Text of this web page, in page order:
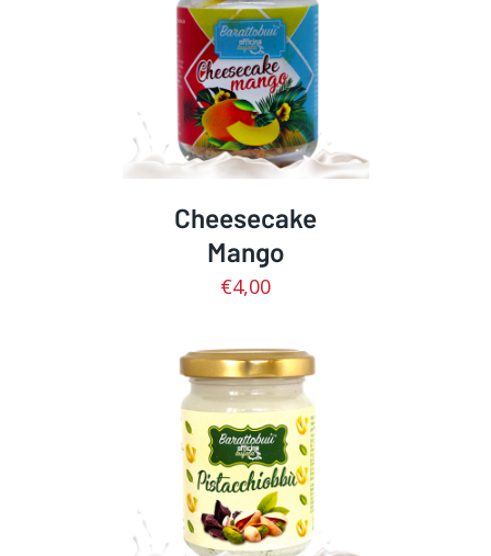
AGGIUNGI AL CARRELLO
/
DETTAGLI
Cheesecake
Mango
€4,00
AGGIUNGI AL CARRELLO
/
DETTAGLI